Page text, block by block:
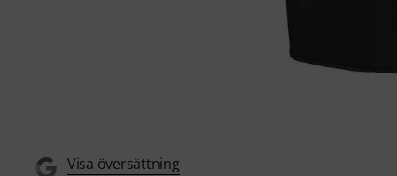
Visa översättning